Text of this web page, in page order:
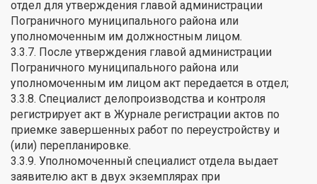
отдел для утверждения главой администрации
Пограничного муниципального района или
уполномоченным им должностным лицом.
3.3.7. После утверждения главой администрации
Пограничного муниципального района или
уполномоченным им лицом акт передается в отдел;
3.3.8. Специалист делопроизводства и контроля
регистрирует акт в Журнале регистрации актов по
приемке завершенных работ по переустройству и
(или) перепланировке.
3.3.9. Уполномоченный специалист отдела выдает
заявителю акт в двух экземплярах при